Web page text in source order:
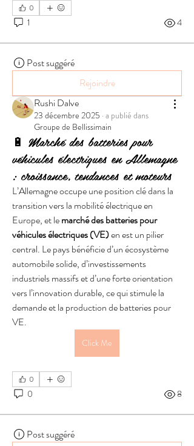
0
1 4
Post suggéré
Rejoindre
Rushi Dalve
23 décembre 2025 · a publié dans
Groupe de Bellissimain
🔋 Marché des batteries pour
véhicules électriques en Allemagne
: croissance, tendances et moteurs
L’Allemagne occupe une position clé dans la
transition vers la mobilité électrique en
Europe, et le marché des batteries pour
véhicules électriques (VE) en est un pilier
central. Le pays bénéficie d’un écosystème
automobile solide, d’investissements
industriels massifs et d’une forte orientation
vers l’innovation durable, ce qui stimule la
demande et la production de batteries pour
VE.
Click Me
0
0 8
Post suggéré